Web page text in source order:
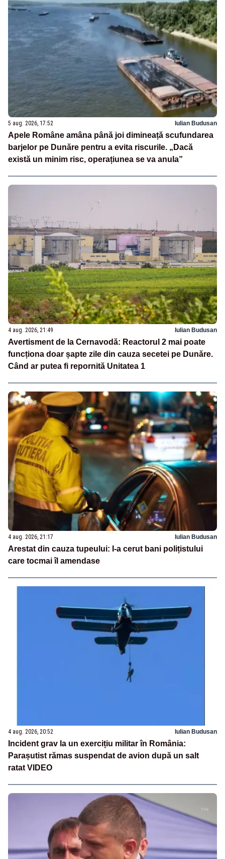
5 aug. 2026, 17:52 Iulian Budusan
Apele Române amâna până joi dimineață scufundarea
barjelor pe Dunăre pentru a evita riscurile. „Dacă
există un minim risc, operațiunea se va anula”
4 aug. 2026, 21:49 Iulian Budusan
Avertisment de la Cernavodă: Reactorul 2 mai poate
funcționa doar șapte zile din cauza secetei pe Dunăre.
Când ar putea fi repornită Unitatea 1
4 aug. 2026, 21:17 Iulian Budusan
Arestat din cauza tupeului: I-a cerut bani polițistului
care tocmai îl amendase
4 aug. 2026, 20:52 Iulian Budusan
Incident grav la un exercițiu militar în România:
Parașutist rămas suspendat de avion după un salt
ratat VIDEO